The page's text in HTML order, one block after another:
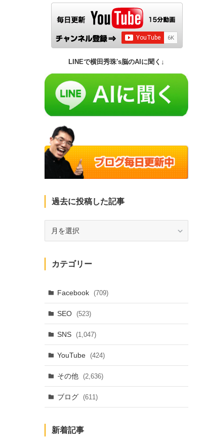
LINEで横田秀珠's脳のAIに聞く↓
過去に投稿した記事
投
稿
た
記
事
カテゴリー
Facebook (709)
SEO (523)
SNS (1,047)
YouTube (424)
その他 (2,636)
ブログ (611)
新着記事